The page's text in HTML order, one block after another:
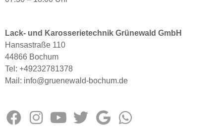
Lack- und Karosserietechnik Grünewald GmbH
Hansastraße 110
44866 Bochum
Tel: +49232781378
Mail: info@gruenewald-bochum.de